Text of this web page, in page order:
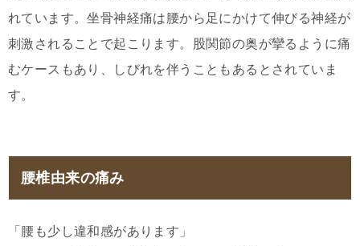
れています。坐骨神経痛は腰から足にかけて伸びる神経が
刺激されることで起こります。股関節の奥が攣るように痛
むケースもあり、しびれを伴うこともあるとされていま
す。
腰椎由来の痛み
「腰も少し違和感があります」